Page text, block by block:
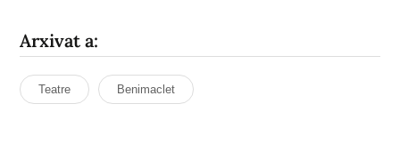
Arxivat a:
Teatre Benimaclet